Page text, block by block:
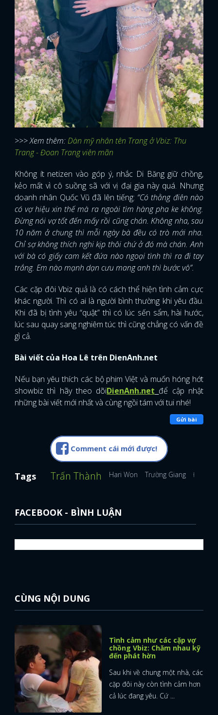
>>> Xem thêm:Dàn mỹ nhân tên Trang ở Vbiz: Thu
Trang - Đoan Trang viên mãn
Không ít netizen vào góp ý, nhắc Di Băng giữ chồng,
kẻo mất vì cô suồng sã với vị đại gia này quá. Nhưng
doanh nhân Quốc Vũ đã lên tiếng: “Có thằng điên nào
có vợ hiệu xin thế mà ra ngoài tìm hàng pha ke không.
Đừng nói vợ tốt đến mấy rồi cũng chán. Không nha, sau
10 năm ở chung thì mỗi ngày bà đều có trò mới nha.
Chỉ sợ không thích nghi kịp thôi chứ ở đó mà chán. Anh
với bà có giấy cam kết đứa nào ngoại tình thì ra đi tay
trắng. Em nào mạnh dạn cưu mang anh thì bước vô”.
Các cặp đôi Vbiz quả là có cách thể hiện tình cảm cực
khác người. Thì có ai là người bình thường khi yêu đầu.
Khi đã bị tình yêu “quật” thì có lúc sến sẩm, hài hước,
lúc sau quay sang nghiêm túc thì cũng chẳng có vấn đề
gì cả.
Bài viết của Hoa Lê trên DienAnh.net
Nếu bạn yêu thích các bộ phim Việt và muốn hóng hớt
showbiz thì hãy theo dõiDienAnh.net để cập nhật
những bài viết mới nhất và cùng ngồi tám với tui nhé!
Gửi bài
Comment cái mới được!
Tags Trấn Thành Hari Won Trường Giang Đoàn
FACEBOOK - BÌNH LUẬN
CÙNG NỘI DUNG
Tình cảm như các cặp vợ
chồng Vbiz: Chăm nhau kỹ
đến phát hờn
Sau khi về chung một nhà, các
cặp đôi này còn tình cảm hơn
cả lúc đang yêu. Cứ ...